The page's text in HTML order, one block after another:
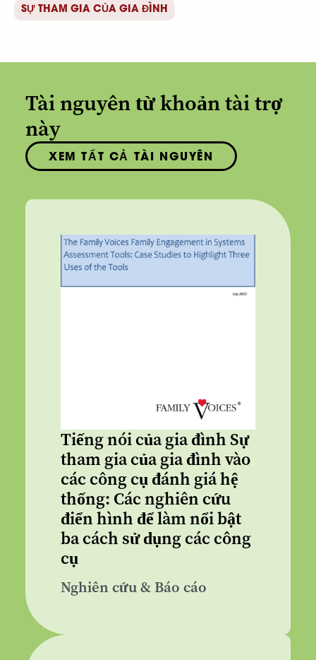
SỰ THAM GIA CỦA GIA ĐÌNH
Tài nguyên từ khoản tài trợ
này
XEM TẤT CẢ TÀI NGUYÊN
Tiếng nói của gia đình Sự
tham gia của gia đình vào
các công cụ đánh giá hệ
thống: Các nghiên cứu
điển hình để làm nổi bật
ba cách sử dụng các công
cụ
Nghiên cứu & Báo cáo